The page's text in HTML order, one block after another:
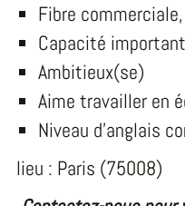
Fibre
Capacité
Ambitieux(se)
Aime travailler en
Niveau d'anglais
lieu : Paris (75008)